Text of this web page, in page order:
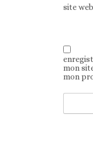
site web
mon
mon